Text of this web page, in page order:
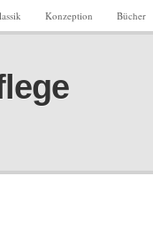
Konzeption Bücher